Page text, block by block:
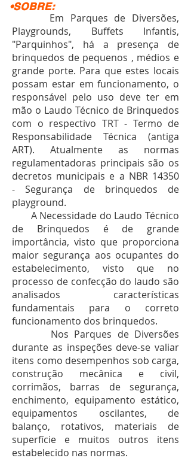
•SOBRE:
Em Parques de Diversões,
Playgrounds, Buffets Infantis,
"Parquinhos", há a presença de
brinquedos de pequenos , médios e
grande porte. Para que estes locais
possam estar em funcionamento, o
responsável pelo uso deve ter em
mão o Laudo Técnico de Brinquedos
com o respectivo TRT - Termo de
Responsabilidade Técnica (antiga
ART). Atualmente as normas
regulamentadoras principais são os
decretos municipais e a NBR 14350
- Segurança de brinquedos de
playground.
A Necessidade do Laudo Técnico
de Brinquedos é de grande
importância, visto que proporciona
maior segurança aos ocupantes do
estabelecimento, visto que no
processo de confecção do laudo são
analisados características
fundamentais para o correto
funcionamento dos brinquedos.
Nos Parques de Diversões
durante as inspeções deve-se valiar
itens como desempenhos sob carga,
construção mecânica e civil,
corrimãos, barras de segurança,
enchimento, equipamento estático,
equipamentos oscilantes, de
balanço, rotativos, materiais de
superfície e muitos outros itens
estabelecido nas normas.